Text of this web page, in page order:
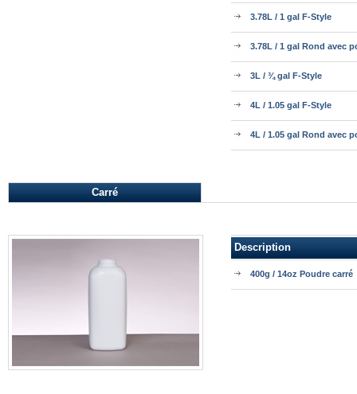
3.78L / 1 gal F-Style
3.78L / 1 gal Rond avec
3L / ¾ gal F-Style
4L / 1.05 gal F-Style
4L / 1.05 gal Rond avec
Carré
Description
400g / 14oz Poudre carré